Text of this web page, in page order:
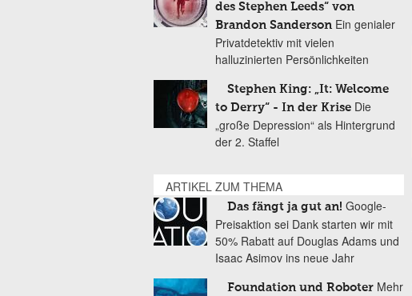
des Stephen Leeds“ von
Brandon Sanderson Ein genialer
Privatdetektiv mit vielen
halluzinierten Persönlichkeiten
Stephen King: „It: Welcome
to Derry“ - In der Krise Die
„große Depression“ als Hintergrund
der 2. Staffel
ARTIKEL ZUM THEMA
Das fängt ja gut an! Google-
Preisaktion sei Dank starten wir mit
50% Rabatt auf Douglas Adams und
Isaac Asimov ins neue Jahr
Foundation und Roboter Mehr